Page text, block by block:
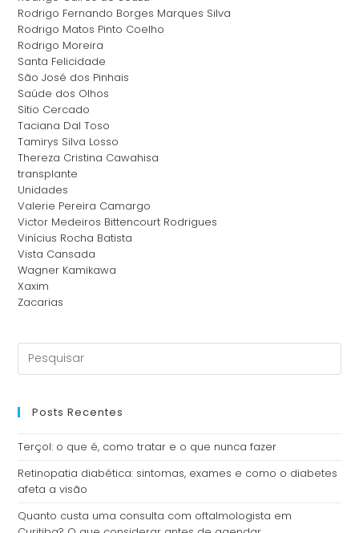
Rodrigo Fernando Borges Marques Silva
Rodrigo Matos Pinto Coelho
Rodrigo Moreira
Santa Felicidade
São José dos Pinhais
Saúde dos Olhos
Sítio Cercado
Taciana Dal Toso
Tamirys Silva Losso
Thereza Cristina Cawahisa
transplante
Unidades
Valerie Pereira Camargo
Victor Medeiros Bittencourt Rodrigues
Vinícius Rocha Batista
Vista Cansada
Wagner Kamikawa
Xaxim
Zacarias
Posts Recentes
Terçol: o que é, como tratar e o que nunca fazer
Retinopatia diabética: sintomas, exames e como o diabetes
afeta a visão
Quanto custa uma consulta com oftalmologista em